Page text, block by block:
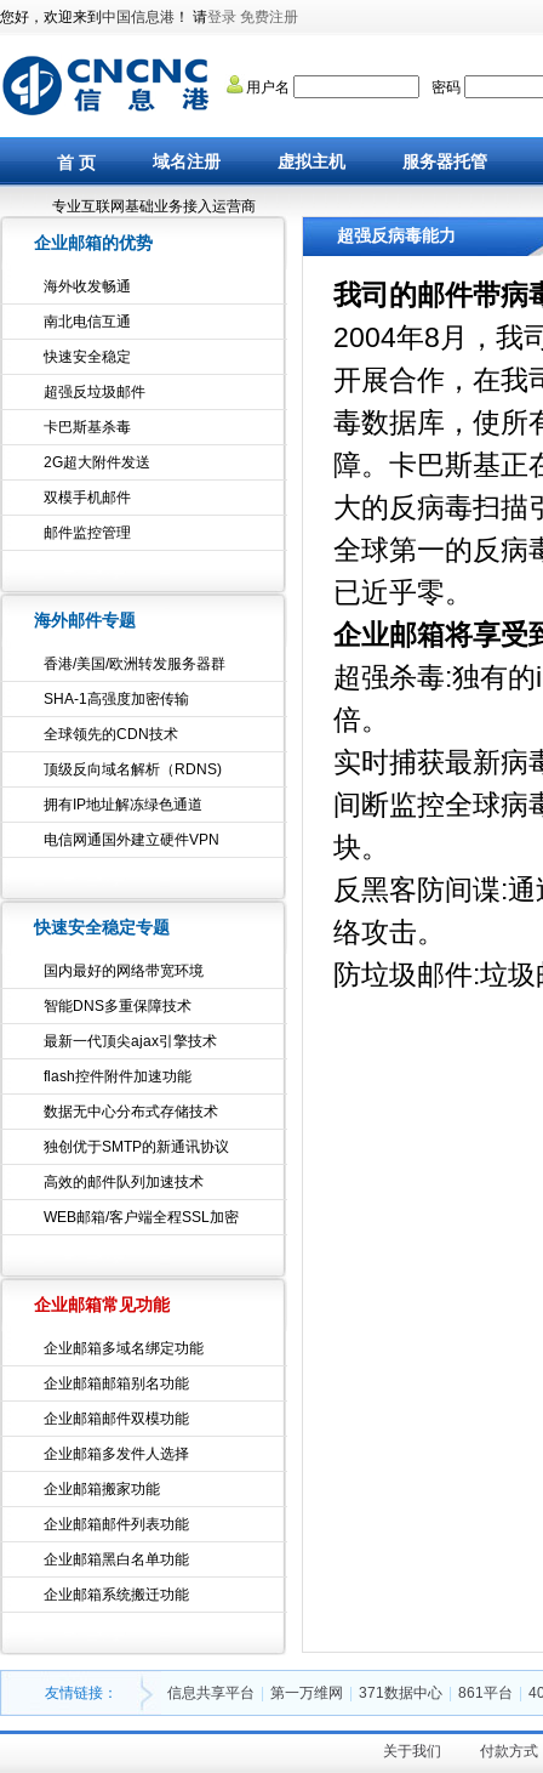
您好，欢迎来到 中国信息港 ！ 请登录 免费注册
用户名 密码
首 页 域名注册 虚拟主机 服务器托管
专业互联网基础业务接入运营商
企业邮箱的优势
海外收发畅通
南北电信互通
快速安全稳定
超强反垃圾邮件
卡巴斯基杀毒
2G超大附件发送
双模手机邮件
邮件监控管理
海外邮件专题
香港/美国/欧洲转发服务器群
SHA-1高强度加密传输
全球领先的CDN技术
顶级反向域名解析（RDNS)
拥有IP地址解冻绿色通道
电信网通国外建立硬件VPN
快速安全稳定专题
国内最好的网络带宽环境
智能DNS多重保障技术
最新一代顶尖ajax引擎技术
flash控件附件加速功能
数据无中心分布式存储技术
独创优于SMTP的新通讯协议
高效的邮件队列加速技术
WEB邮箱/客户端全程SSL加密
企业邮箱常见功能
企业邮箱多域名绑定功能
企业邮箱邮箱别名功能
企业邮箱邮件双模功能
企业邮箱多发件人选择
企业邮箱搬家功能
企业邮箱邮件列表功能
企业邮箱黑白名单功能
企业邮箱系统搬迁功能
超强反病毒能力
我司的邮件带病
2004年8月，我
开展合作，在我
毒数据库，使所
障。卡巴斯基正
大的反病毒扫描
全球第一的反病
已近乎零。
企业邮箱将享受
超强杀毒:独有
倍。
实时捕获最新病
间断监控全球病
块。
反黑客防间谍:
络攻击。
防垃圾邮件:垃
友情链接： 信息共享平台 第一万维网 371数据中心 861平台
关于我们 付款方式